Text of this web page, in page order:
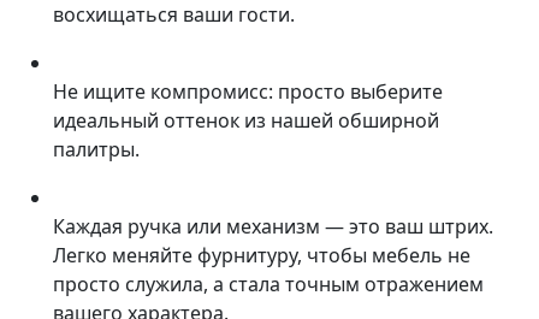
восхищаться ваши гости.
Не ищите компромисс: просто выберите
идеальный оттенок из нашей обширной
палитры.
Каждая ручка или механизм — это ваш штрих.
Легко меняйте фурнитуру, чтобы мебель не
просто служила, а стала точным отражением
вашего характера.